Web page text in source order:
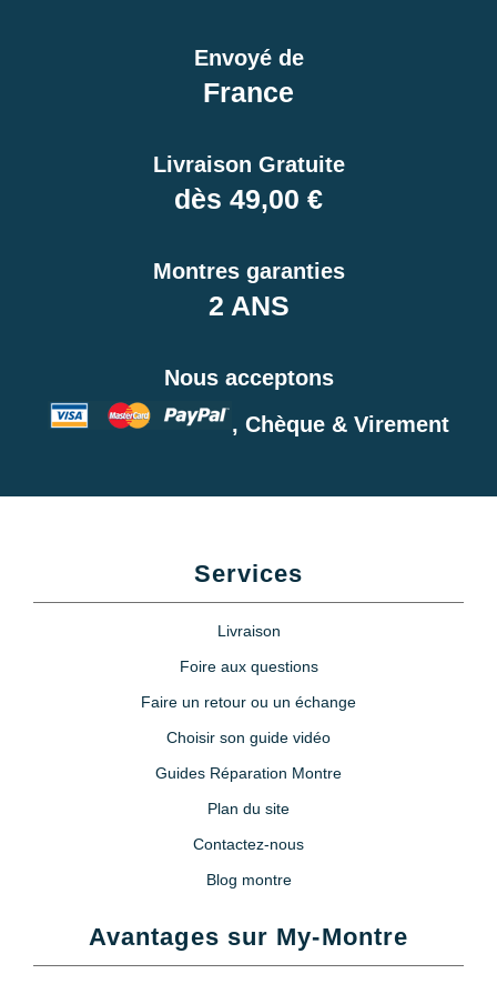
Envoyé de
France
Livraison Gratuite
dès 49,00 €
Montres garanties
2 ANS
Nous acceptons
, Chèque & Virement
Services
Livraison
Foire aux questions
Faire un retour ou un échange
Choisir son guide vidéo
Guides Réparation Montre
Plan du site
Contactez-nous
Blog montre
Avantages sur My-Montre